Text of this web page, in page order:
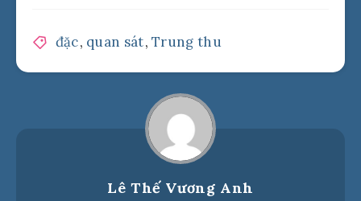
đặc, quan sát,Trung thu
Lê Thế Vương Anh